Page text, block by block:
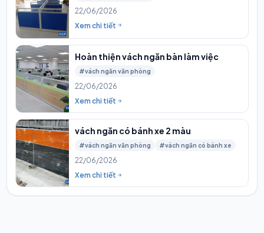
22/06/2026
Xem chi tiết
Hoàn thiện vách ngăn bàn làm việc
#vách ngăn văn phòng
22/06/2026
Xem chi tiết
vách ngăn có bánh xe 2 màu
#vách ngăn văn phòng #vách ngăn có bánh xe
22/06/2026
Xem chi tiết